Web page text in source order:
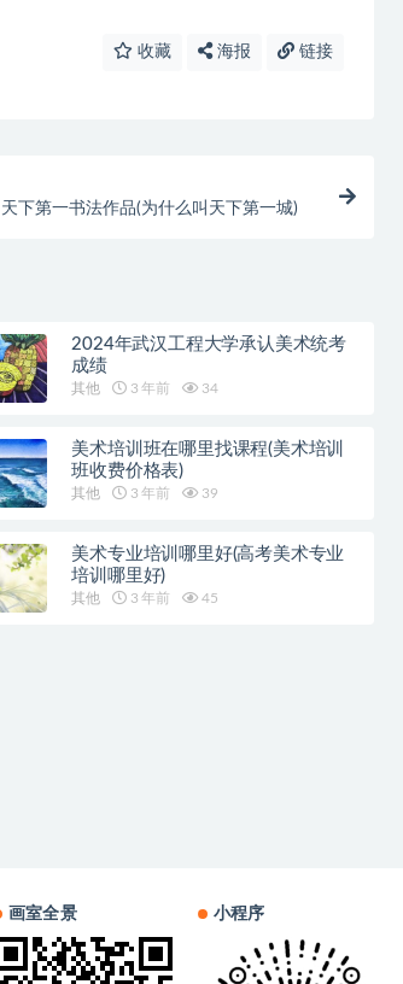
收藏 海报 链接
下第一书法作品(为什么叫天下第一城)
2024年武汉工程大学承认美术统考
成绩
其他 3 年前 34
美术培训班在哪里找课程(美术培训
班收费价格表)
其他 3 年前 39
美术专业培训哪里好(高考美术专业
培训哪里好)
其他 3 年前 45
画室全景 小程序